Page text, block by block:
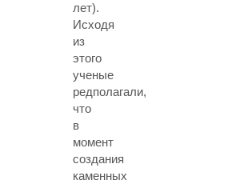
лет).
Исходя
из
этого
ученые
редполагали,
что
в
момент
создания
каменных